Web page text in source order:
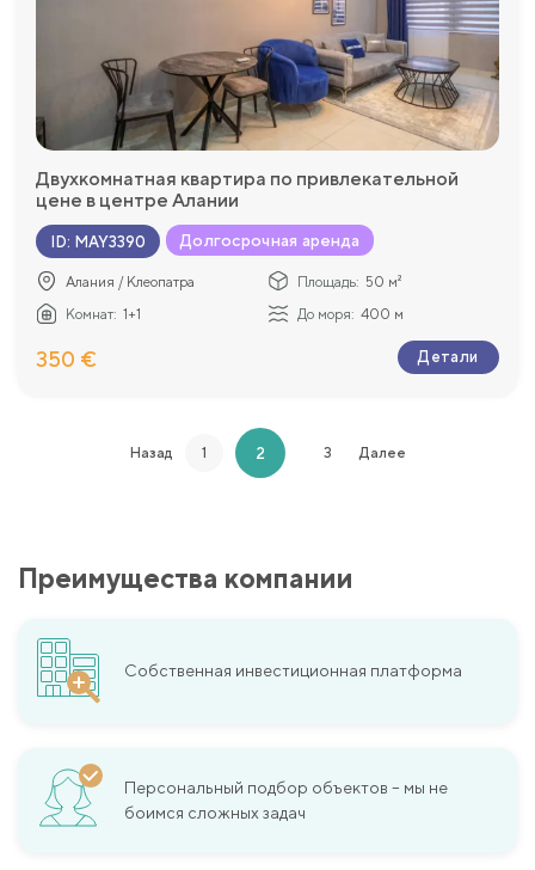
Двухкомнатная квартира по привлекательной
цене в центре Алании
ID: MAY3390 Долгосрочная аренда
Алания / Клеопатра Площадь: 50 м²
Комнат: 1+1 До моря: 400 м
350 € Детали
Назад 1 2 3 Далее
Преимущества компании
Собственная инвестиционная платформа
Персональный подбор объектов – мы не
боимся сложных задач